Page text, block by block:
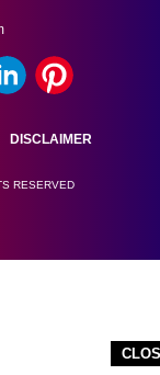
DISCLAIMER
RESERVED